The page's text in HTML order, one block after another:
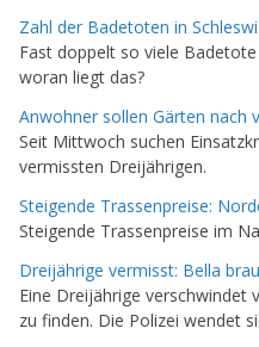
Zahl der Badetoten in
Fast doppelt so viele
woran liegt das?
Anwohner sollen Gärten nach
Seit Mittwoch suchen
vermissten Dreijährigen.
Steigende Trassenpreise:
Steigende Trassenpreise im
Dreijährige vermisst: Bella
Eine Dreijährige verschwindet
zu finden. Die Polizei wendet